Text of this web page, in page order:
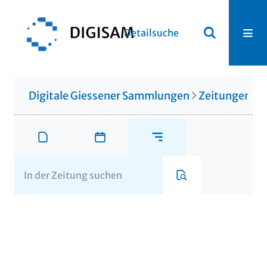
Detailsuche
Digitale Giessener Sammlungen Zeitungen